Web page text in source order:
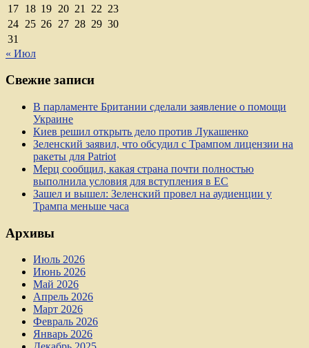
17 18 19 20 21 22 23
24 25 26 27 28 29 30
31
« Июл
Свежие записи
В парламенте Британии сделали заявление о помощи
Украине
Киев решил открыть дело против Лукашенко
Зеленский заявил, что обсудил с Трампом лицензии на
ракеты для Patriot
Мерц сообщил, какая страна почти полностью
выполнила условия для вступления в ЕС
Зашел и вышел: Зеленский провел на аудиенции у
Трампа меньше часа
Архивы
Июль 2026
Июнь 2026
Май 2026
Апрель 2026
Март 2026
Февраль 2026
Январь 2026